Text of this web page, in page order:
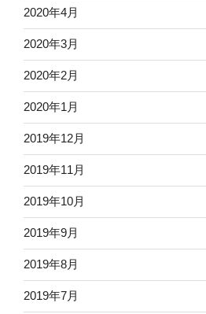
2020年4月
2020年3月
2020年2月
2020年1月
2019年12月
2019年11月
2019年10月
2019年9月
2019年8月
2019年7月